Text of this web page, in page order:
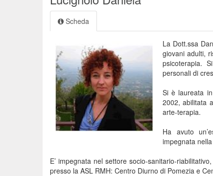
Scheda
La Dott.ssa
giovani adulti,
psicoterapia.
personali di
Si è laureata
2002, abilitata
arte-terapia.
Ha avuto
impegnata
E’ impegnata nel settore socio-sanitario-
presso la ASL RMH: Centro Diurno di Pomezia e